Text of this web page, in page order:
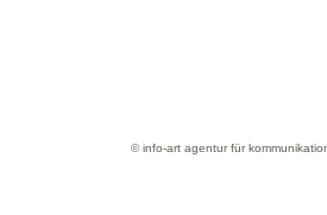
© info-art agentur für